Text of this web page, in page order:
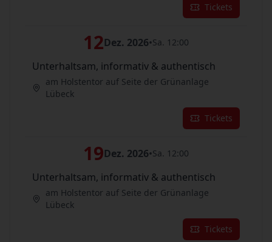
Tickets
12Dez. 2026•Sa. 12:00
Unterhaltsam, informativ & authentisch
am Holstentor auf Seite der Grünanlage
Lübeck
Tickets
19Dez. 2026•Sa. 12:00
Unterhaltsam, informativ & authentisch
am Holstentor auf Seite der Grünanlage
Lübeck
Tickets